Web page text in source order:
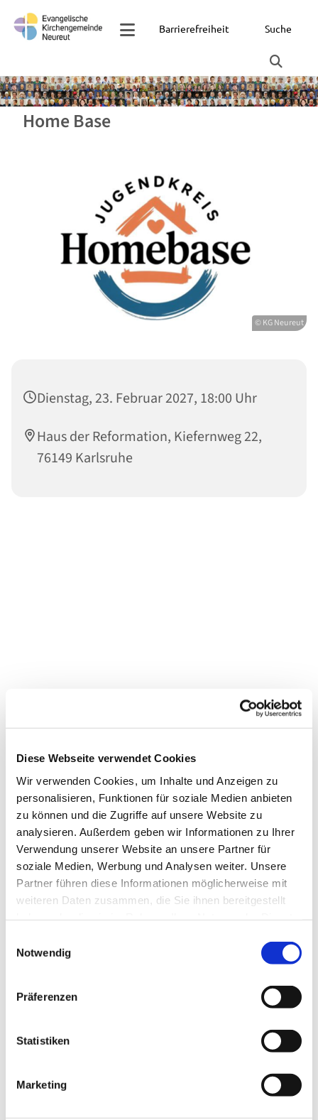
Diese Webseite verwendet Cookies
Wir verwenden Cookies, um Inhalte und Anzeigen zu
personalisieren, Funktionen für soziale Medien anbieten
zu können und die Zugriffe auf unsere Website zu
analysieren. Außerdem geben wir Informationen zu Ihrer
Verwendung unserer Website an unsere Partner für
soziale Medien, Werbung und Analysen weiter. Unsere
Partner führen diese Informationen möglicherweise mit
weiteren Daten zusammen, die Sie ihnen bereitgestellt
Notwendig
Präferenzen
Statistiken
Marketing
Barrierefreiheit Suche
Home Base
© KG Neureut
Dienstag, 23. Februar 2027, 18:00 Uhr
Haus der Reformation, Kiefernweg 22,
76149 Karlsruhe
Dies könnte Sie auch interessieren